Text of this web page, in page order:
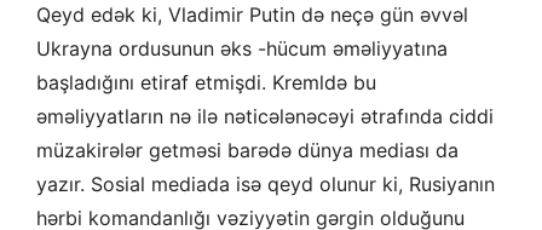
Qeyd edək ki, Vladimir Putin də neçə gün əvvəl
Ukrayna ordusunun əks -hücum əməliyyatına
başladığını etiraf etmişdi. Kremldə bu
əməliyyatların nə ilə nəticələnəcəyi ətrafında ciddi
müzakirələr getməsi barədə dünya mediası da
yazır. Sosial mediada isə qeyd olunur ki, Rusiyanın
hərbi komandanlığı vəziyyətin gərgin olduğunu